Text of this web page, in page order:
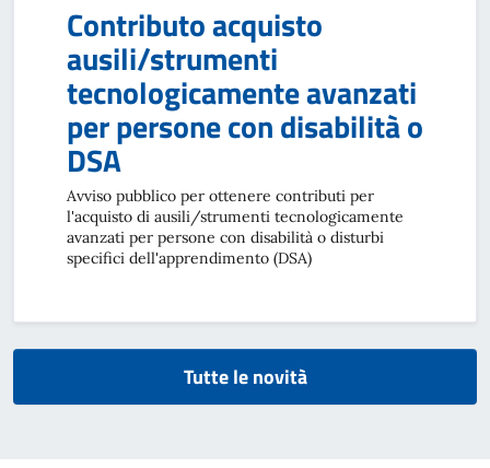
Contributo acquisto
ausili/strumenti
tecnologicamente avanzati
per persone con disabilità o
DSA
Avviso pubblico per ottenere contributi per
l'acquisto di ausili/strumenti tecnologicamente
avanzati per persone con disabilità o disturbi
specifici dell'apprendimento (DSA)
Tutte le novità